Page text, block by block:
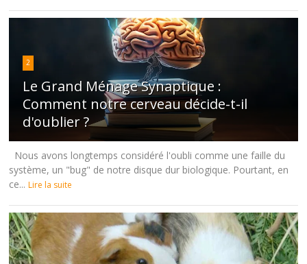
2
Le Grand Ménage Synaptique :
Comment notre cerveau décide-t-il
d'oublier ?
Nous avons longtemps considéré l'oubli comme une faille du
système, un "bug" de notre disque dur biologique. Pourtant, en
ce... Lire la suite